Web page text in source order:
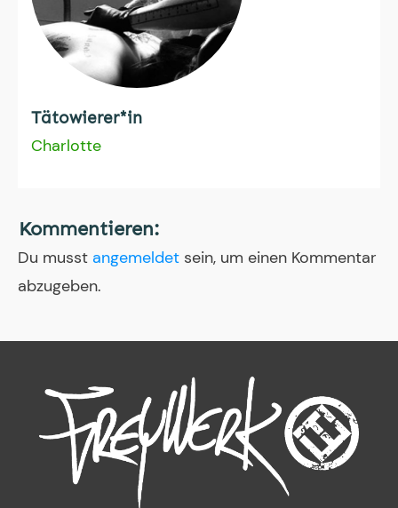
Tätowierer*in
Charlotte
Kommentieren:
Du musst angemeldet sein, um einen Kommentar
abzugeben.